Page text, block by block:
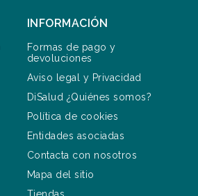
INFORMACIÓN
Formas de pago y
devoluciones
Aviso legal y Privacidad
DiSalud ¿Quiénes somos?
Política de cookies
Entidades asociadas
Contacta con nosotros
Mapa del sitio